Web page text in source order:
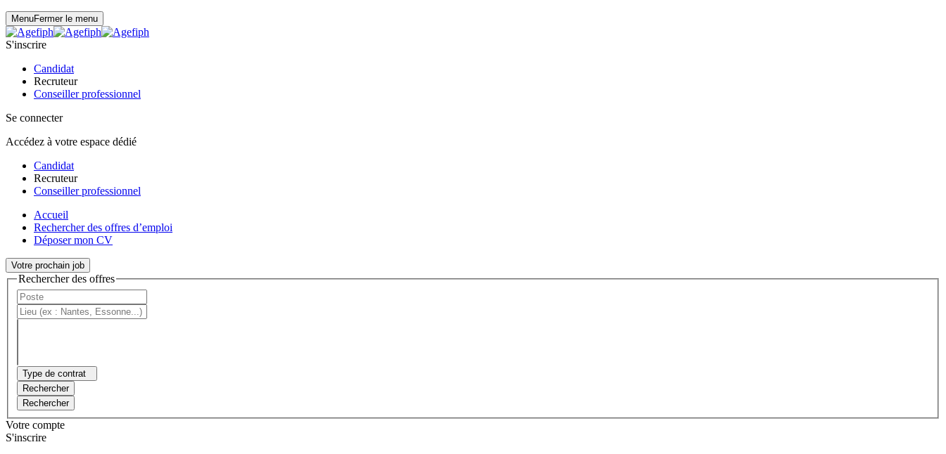
MenuFermer le menu
S'inscrire
Candidat
Recruteur
Conseiller professionnel
Se connecter
Accédez à votre espace dédié
Candidat
Recruteur
Conseiller professionnel
Accueil
Rechercher des offres d’emploi
Déposer mon CV
Votre prochain job
Rechercher des offres
Type de contrat
Rechercher
Rechercher
Votre compte
S'inscrire